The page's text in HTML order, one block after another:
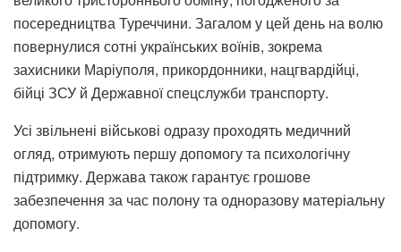
посередництва Туреччини. Загалом у цей день на волю
повернулися сотні українських воїнів, зокрема
захисники Маріуполя, прикордонники, нацгвардійці,
бійці ЗСУ й Державної спецслужби транспорту.
Усі звільнені військові одразу проходять медичний
огляд, отримують першу допомогу та психологічну
підтримку. Держава також гарантує грошове
забезпечення за час полону та одноразову матеріальну
допомогу.